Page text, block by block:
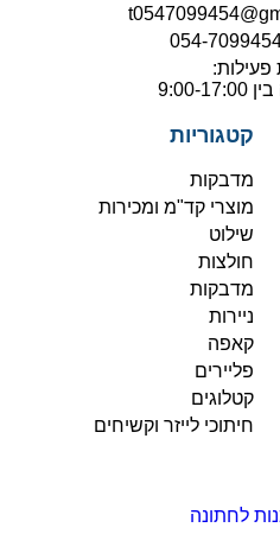
פעילות:
קטגוריות
מדבקות
מוצרי קד"מ ומכירות
שילוט
חולצות
מדבקות
ניירות
קאפה
פליירים
קטלוגים
חיתוכי לייזר וקשיחים
לחתונה